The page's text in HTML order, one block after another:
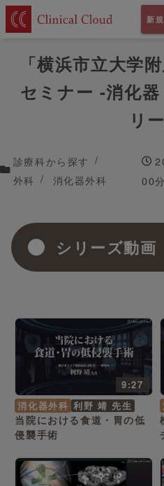
新
「横浜市立大学
セミナー -消化
リ
診療科から探す
外科
消化器外科
00分
シリーズ動画
9:27
消化器外科 利野 靖 先生
当院における食道・胃の低
侵襲手術